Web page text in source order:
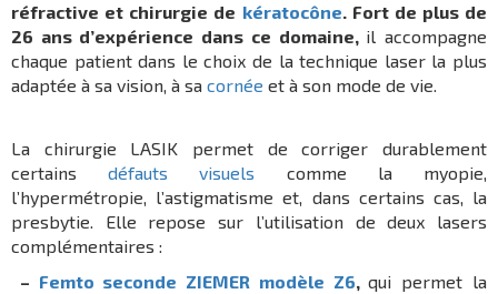
réfractive et chirurgie de kératocône. Fort de plus de
26 ans d’expérience dans ce domaine, il accompagne
chaque patient dans le choix de la technique laser la plus
adaptée à sa vision, à sa cornée et à son mode de vie.
La chirurgie LASIK permet de corriger durablement
certainsdéfauts visuels comme la myopie,
l’hypermétropie, l’astigmatisme et, dans certains cas, la
presbytie. Elle repose sur l’utilisation de deux lasers
complémentaires :
– Femto seconde ZIEMER modèle Z6,qui permet la